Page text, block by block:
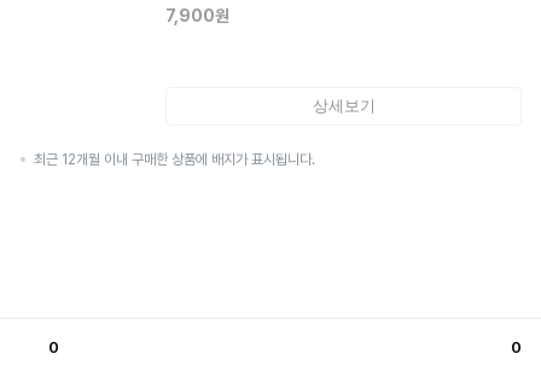
7,900원
상세보기
최근 12개월 이내 구매한 상품에 배지가 표시됩니다.
0 0